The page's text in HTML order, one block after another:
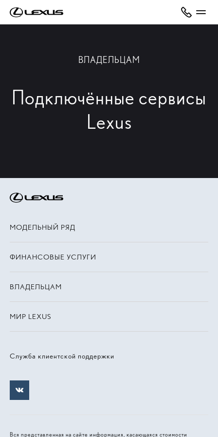
ВЛАДЕЛЬЦАМ
Подключённые сервисы
Lexus
Служба клиентской поддержки
МОДЕЛЬНЫЙ РЯД
ФИНАНСОВЫЕ УСЛУГИ
ВЛАДЕЛЬЦАМ
МИР LEXUS
Вся представленная на сайте информация, касающаяся стоимости